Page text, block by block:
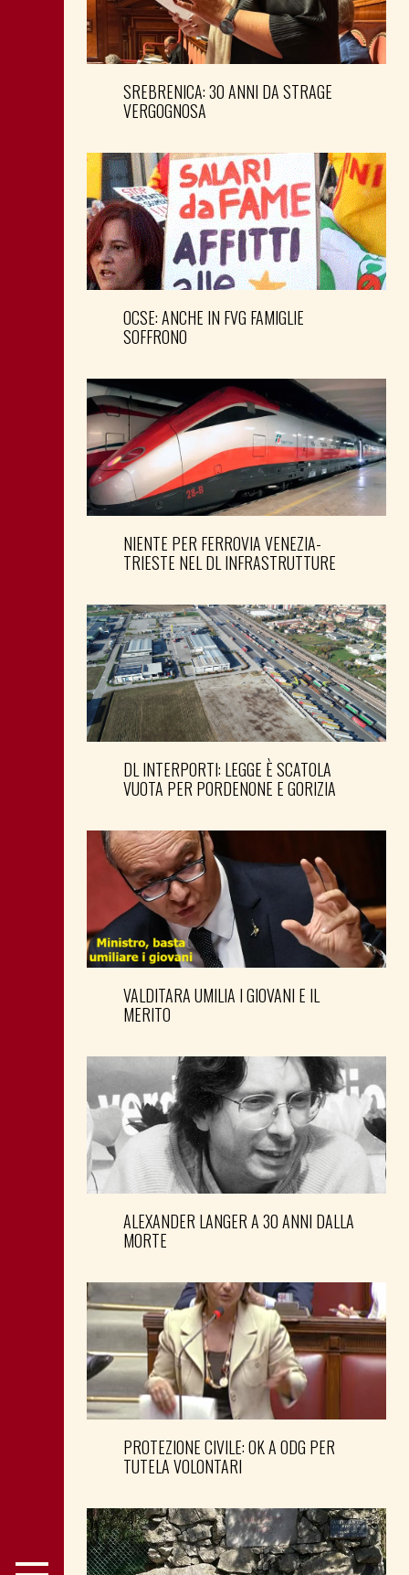
SREBRENICA: 30 ANNI DA STRAGE
VERGOGNOSA
OCSE: ANCHE IN FVG FAMIGLIE
SOFFRONO
NIENTE PER FERROVIA VENEZIA-
TRIESTE NEL DL INFRASTRUTTURE
DL INTERPORTI: LEGGE È SCATOLA
VUOTA PER PORDENONE E GORIZIA
VALDITARA UMILIA I GIOVANI E IL
MERITO
ALEXANDER LANGER A 30 ANNI DALLA
MORTE
PROTEZIONE CIVILE: OK A ODG PER
TUTELA VOLONTARI